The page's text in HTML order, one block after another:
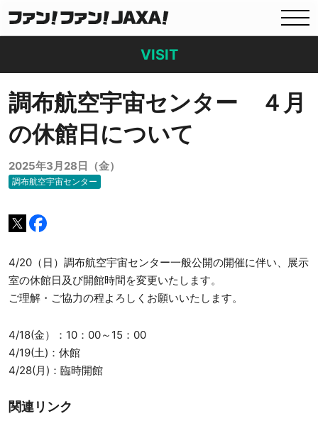
VISIT
調布航空宇宙センター ４月
の休館日について
2025年3月28日（金）
調布航空宇宙センター
4/20（日）調布航空宇宙センター一般公開の開催に伴い、展示
室の休館日及び開館時間を変更いたします。
ご理解・ご協力の程よろしくお願いいたします。
4/18(金）：10：00～15：00
4/19(土)：休館
4/28(月)：臨時開館
関連リンク